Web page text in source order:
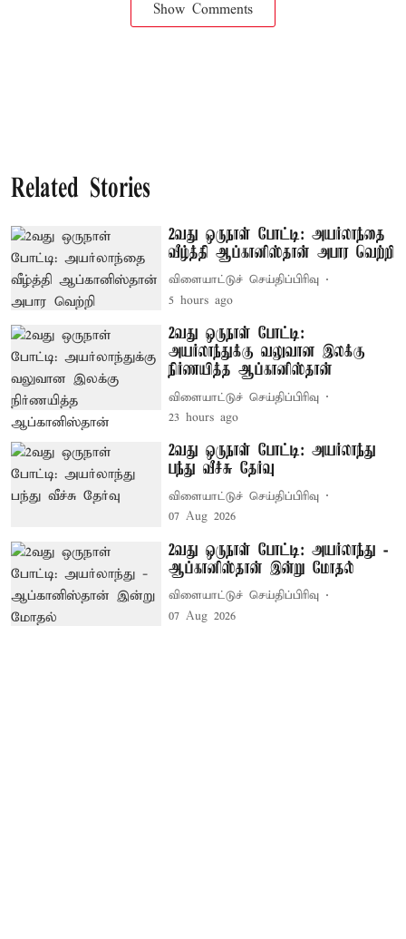
Show Comments
Related Stories
2வது ஒருநாள் போட்டி: அயர்லாந்தை
வீழ்த்தி ஆப்கானிஸ்தான் அபார வெற்றி
விளையாட்டுச் செய்திப்பிரிவு
5 hours ago
2வது ஒருநாள் போட்டி:
அயர்லாந்துக்கு வலுவான இலக்கு
நிர்ணயித்த ஆப்கானிஸ்தான்
விளையாட்டுச் செய்திப்பிரிவு
23 hours ago
2வது ஒருநாள் போட்டி: அயர்லாந்து
பந்து வீச்சு தேர்வு
விளையாட்டுச் செய்திப்பிரிவு
07 Aug 2026
2வது ஒருநாள் போட்டி: அயர்லாந்து -
ஆப்கானிஸ்தான் இன்று மோதல்
விளையாட்டுச் செய்திப்பிரிவு
07 Aug 2026